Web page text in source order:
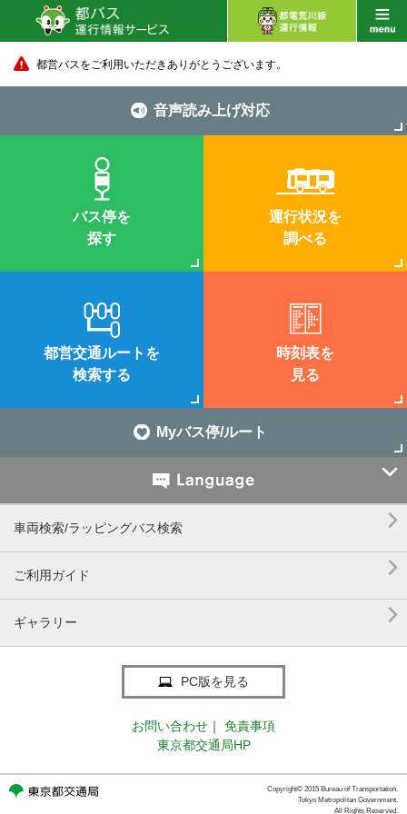
都営バスをご利用いただきありがとうございます。
音声読み上げ対応
バス停を
探す
運行状況を
調べる
都営交通ルートを
検索する
時刻表を
見る
Myバス停/ルート

車両検索/ラッピングバス検索 
ご利用ガイド 
ギャラリー 
PC版を見る
お問い合わせ ｜
免責事項
東京都交通局HP
Copyright© 2015 Bureau of Transportation.
Tokyo Metropolitan Government.
All Rights Reserved.